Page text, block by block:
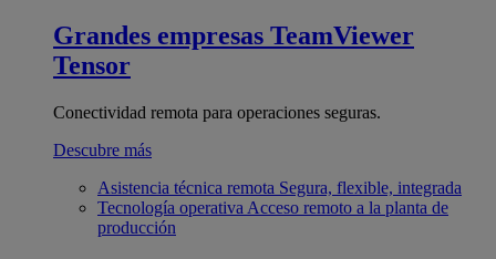
Grandes empresas TeamViewer
Tensor
Conectividad remota para operaciones seguras.
Descubre más
Asistencia técnica remota Segura, flexible, integrada
Tecnología operativa Acceso remoto a la planta de
producción